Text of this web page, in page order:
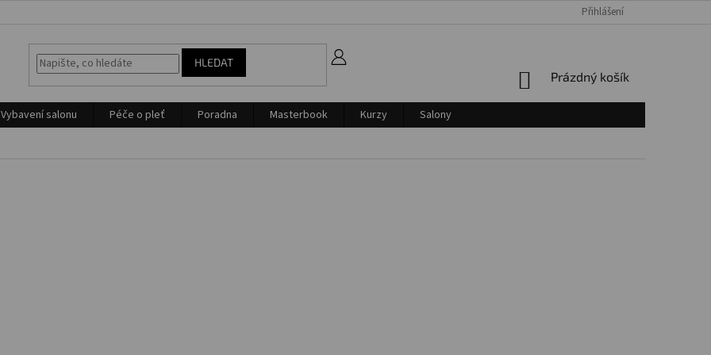
Přihlášení
HLEDAT
NÁKUPNÍ
Prázdný košík
Vybavení salonu Péče o pleť Poradna Masterbook Kurzy
Salony